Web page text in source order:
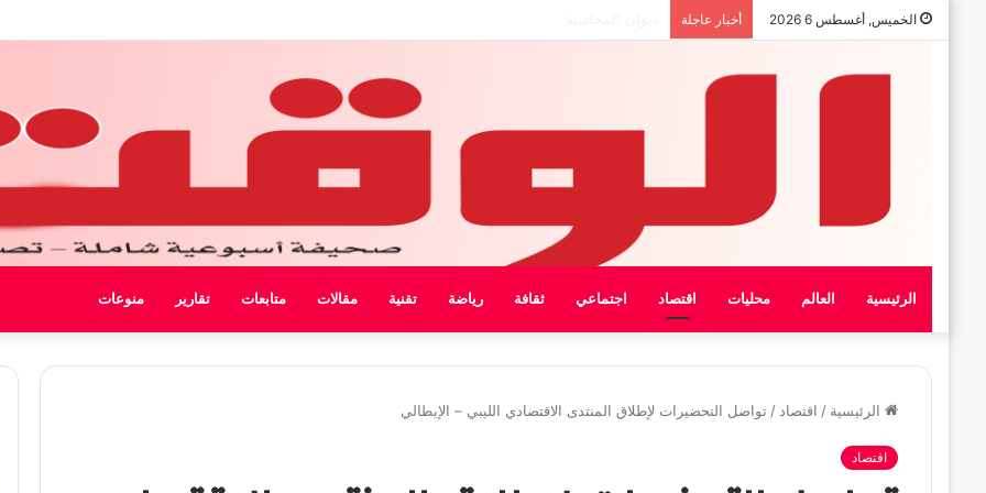
الخميس, أغسطس 6 2026 أخبار عاجلة
الرئيسية العالم محليات اقتصاد اجتماعي ثقافة رياضة تقنية مقالات متابعات تقارير منوعات
الرئيسية / اقتصاد / تواصل التحضيرات لإطلاق المنتدى الاقتصادي الليبي – الإيطالي
اقتصاد